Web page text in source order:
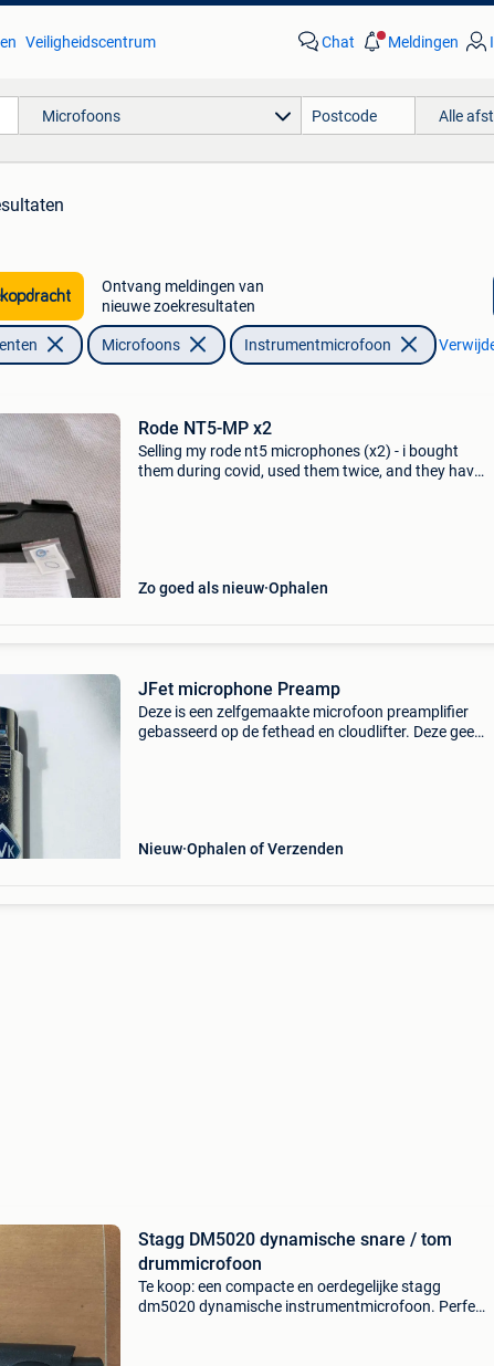
Veiligheidscentrum Chat Meldingen
Microfoons Alle
Ontvang meldingen van
nieuwe zoekresultaten
Microfoons Instrumentmicrofoon
Rode NT5-MP x2
Selling my rode nt5 microphones (x2) - i bought
them during covid, used them twice, and they have
Zo goed als nieuw Ophalen
JFet microphone Preamp
Deze is een zelfgemaakte microfoon preamplifier
gebasseerd op de fethead en cloudlifter. Deze geeft
Nieuw Ophalen of Verzenden
Stagg DM5020 dynamische snare / tom
drummicrofoon
Te koop: een compacte en oerdegelijke stagg
dm5020 dynamische instrumentmicrofoon. Perfect